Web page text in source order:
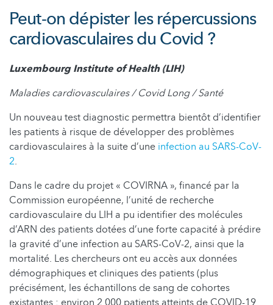
Peut-on dépister les répercussions
cardiovasculaires du Covid ?
Luxembourg Institute of Health (LIH)
Maladies cardiovasculaires / Covid Long / Santé
Un nouveau test diagnostic permettra bientôt d’identifier
les patients à risque de développer des problèmes
cardiovasculaires à la suite d’une infection au SARS-CoV-
2.
Dans le cadre du projet « COVIRNA », financé par la
Commission européenne, l’unité de recherche
cardiovasculaire du LIH a pu identifier des molécules
d’ARN des patients dotées d’une forte capacité à prédire
la gravité d’une infection au SARS-CoV-2, ainsi que la
mortalité. Les chercheurs ont eu accès aux données
démographiques et cliniques des patients (plus
précisément, les échantillons de sang de cohortes